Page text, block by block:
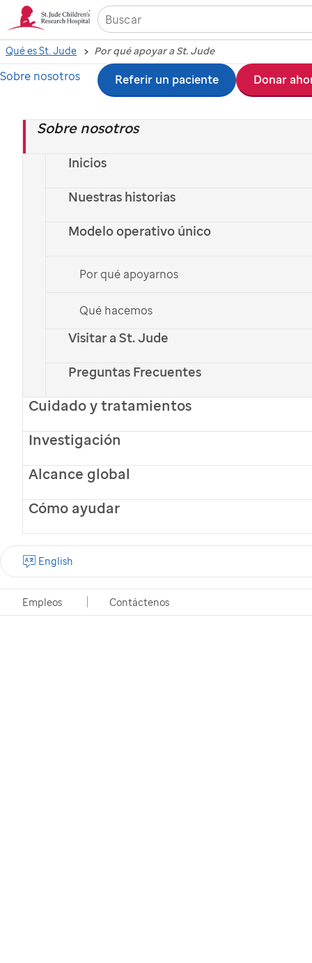
Ir
contenido
principal
Sobre nosotros
Inicios
Nuestras historias
Modelo operativo único
Por qué apoyarnos
Qué hacemos
Visitar a St. Jude
Preguntas Frecuentes
Cuidado y tratamientos
Investigación
Alcance global
Cómo ayudar
Sobre nosotros
Empleos Contáctenos
English
Referir un paciente Donar
Qué es St. Jude Por qué apoyar a St. Jude